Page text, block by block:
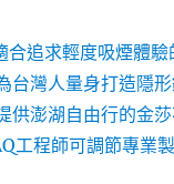
合追求輕度吸煙體驗
台灣人量身打造隱
供澎湖自由行的金
工程師可調節專業